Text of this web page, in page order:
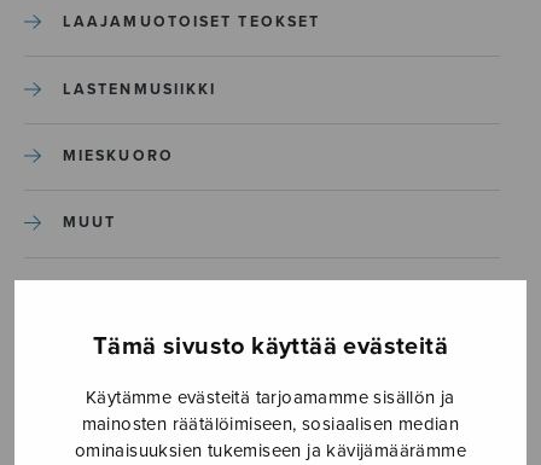
Tämä sivusto käyttää evästeitä
Käytämme evästeitä tarjoamamme sisällön ja
mainosten räätälöimiseen, sosiaalisen median
ominaisuuksien tukemiseen ja kävijämäärämme
LAAJAMUOTOISET TEOKSET
LASTENMUSIIKKI
MIESKUORO
MUUT
SEKAKUORO
SOITINKOULUT JA OPPAAT